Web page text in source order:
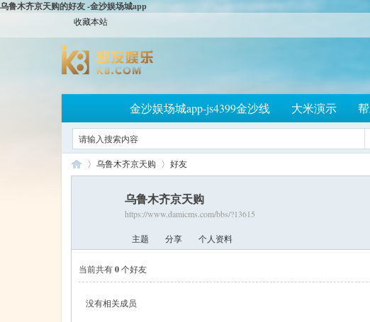
乌鲁木齐京天购的好友 -金沙娱场城app
收藏本站
金沙娱场城app-js4399金沙线 大米演示
乌鲁木齐京天购 好友
乌鲁木齐京天购
https://www.damicms.com/bbs/?13615
主题 分享 个人资料
当前共有0个好友
没有相关成员